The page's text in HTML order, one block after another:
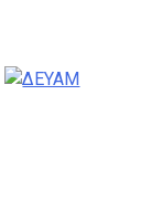
content